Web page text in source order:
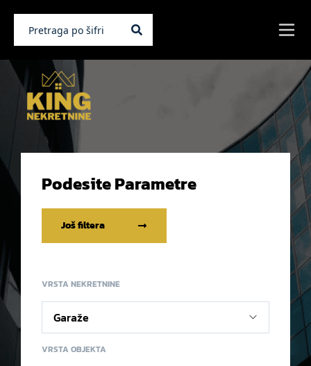
Podesite Parametre
Još filtera
VRSTA NEKRETNINE
VRSTA OBJEKTA